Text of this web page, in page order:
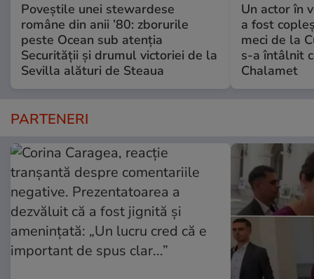
Poveștile unei stewardese
române din anii ’80: zborurile
peste Ocean sub atenția
Securității și drumul victoriei de la
Sevilla alături de Steaua
Un actor în
a fost
meci de la
s-a întâlnit
Chalamet
PARTENERI